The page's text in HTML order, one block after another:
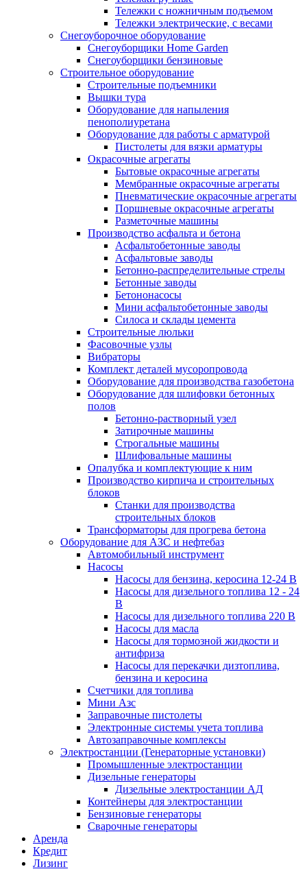
Тележки с ножничным подъемом
Тележки электрические, с весами
Снегоуборочное оборудование
Снегоуборщики Home Garden
Снегоуборщики бензиновые
Строительное оборудование
Cтроительные подъемники
Вышки тура
Оборудование для напыления
пенополиуретана
Оборудование для работы с арматурой
Пистолеты для вязки арматуры
Окрасочные агрегаты
Бытовые окрасочные агрегаты
Мембранные окрасочные агрегаты
Пневматические окрасочные агрегаты
Поршневые окрасочные агрегаты
Разметочные машины
Производство асфальта и бетона
Асфальтобетонные заводы
Асфальтовые заводы
Бетонно-распределительные стрелы
Бетонные заводы
Бетононасосы
Мини асфальтобетонные заводы
Силоса и склады цемента
Строительные люльки
Фасовочные узлы
Вибраторы
Комплект деталей мусоропровода
Оборудование для производства газобетона
Оборудование для шлифовки бетонных
полов
Бетонно-растворный узел
Затирочные машины
Строгальные машины
Шлифовальные машины
Опалубка и комплектующие к ним
Производство кирпича и строительных
блоков
Cтанки для производства
строительных блоков
Трансформаторы для прогрева бетона
Оборудование для АЗС и нефтебаз
Автомобильный инструмент
Насосы
Насосы для бензина, керосина 12-24 В
Насосы для дизельного топлива 12 - 24
В
Насосы для дизельного топлива 220 В
Насосы для масла
Насосы для тормозной жидкости и
антифриза
Насосы для перекачки дизтоплива,
бензина и керосина
Счетчики для топлива
Мини Азс
Заправочные пистолеты
Электронные системы учета топлива
Автозаправочные комплексы
Электростанции (Генераторные установки)
Промышленные электростанции
Дизельные генераторы
Дизельные электростанции АД
Контейнеры для электростанции
Бензиновые генераторы
Сварочные генераторы
Аренда
Кредит
Лизинг